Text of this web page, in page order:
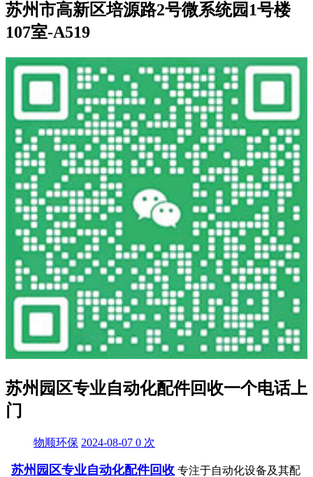
苏州市高新区培源路2号微系统园1号楼
107室-A519
苏州园区专业自动化配件回收一个电话上
门
物顺环保 2024-08-07 0 次
苏州园区专业自动化配件回收 专注于自动化设备及其配